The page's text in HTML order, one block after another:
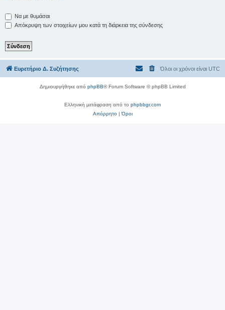
Να με θυμάσαι
Απόκρυψη των στοιχείων μου κατά τη διάρκεια της σύνδεσης
Ευρετήριο Δ. Συζήτησης Όλοι οι χρόνοι είναι UTC
Δημιουργήθηκε από phpBB® Forum Software © phpBB Limited
Ελληνική μετάφραση από το phpbbgr.com
Απόρρητο|Όροι